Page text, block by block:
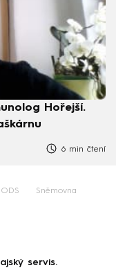
Hořejší.
6 min čtení
ODS Sněmovna
servis.